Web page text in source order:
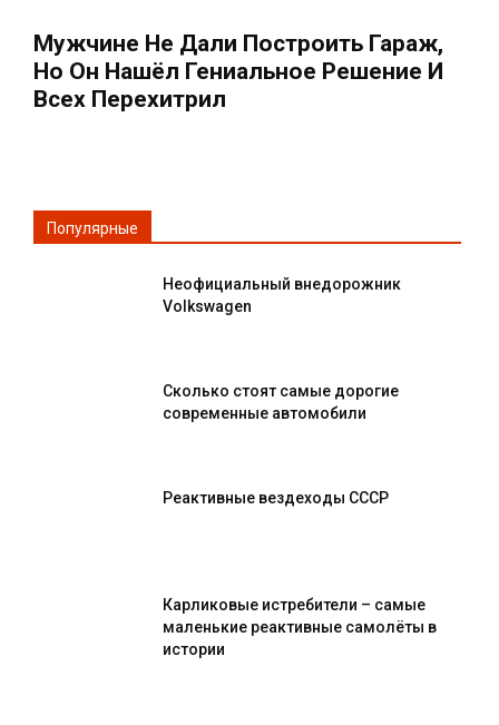
Мужчине Не Дали Построить Гараж,
Но Он Нашёл Гениальное Решение И
Всех Перехитрил
Популярные
Неофициальный внедорожник
Volkswagen
Сколько стоят самые дорогие
современные автомобили
Реактивные вездеходы СССР
Карликовые истребители – самые
маленькие реактивные самолёты в
истории